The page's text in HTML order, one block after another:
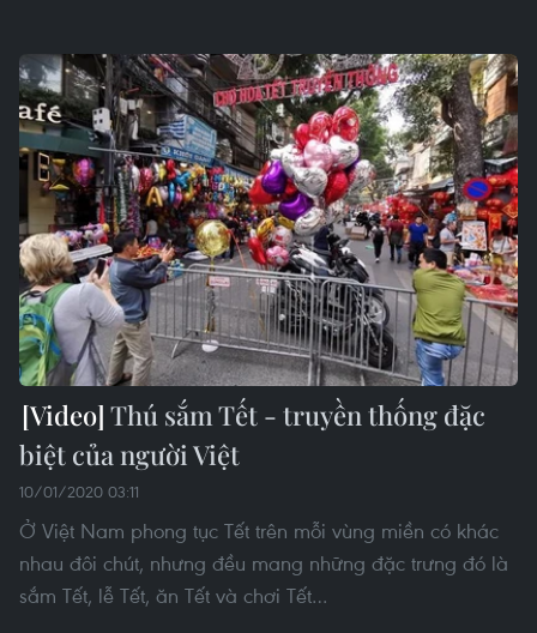
Thú sắm Tết - truyền thống đặc
biệt của người Việt
10/01/2020 03:11
Ở Việt Nam phong tục Tết trên mỗi vùng miền có khác
nhau đôi chút, nhưng đều mang những đặc trưng đó là
sắm Tết, lễ Tết, ăn Tết và chơi Tết…